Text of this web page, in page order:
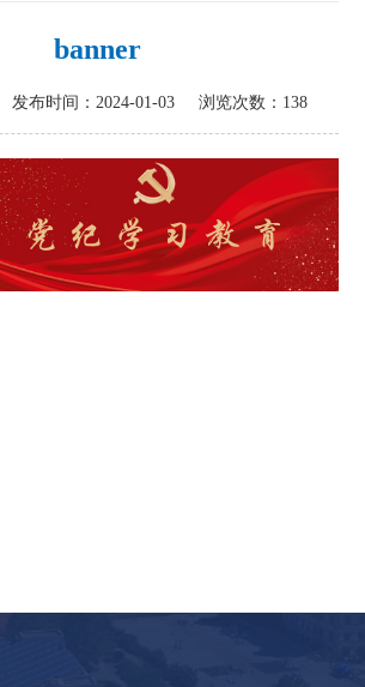
banner
发布时间：2024-01-03 浏览次数： 138